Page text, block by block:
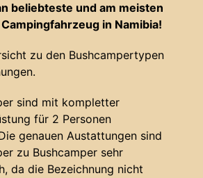
beliebteste und am meisten
in Namibia!
zu den Bushcampertypen
sind mit kompletter
für 2 Personen
genauen Austattungen sind
zu Bushcamper sehr
da die Bezeichnung nicht